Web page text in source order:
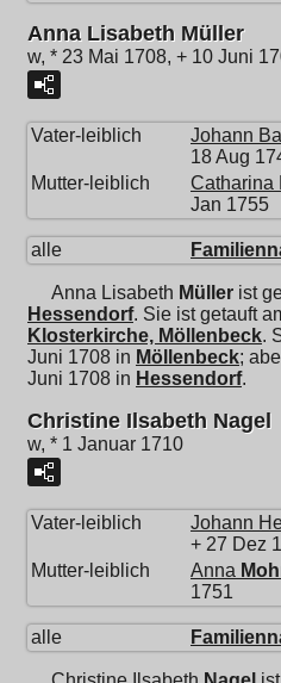
Anna Lisabeth Müller
w, * 23 Mai 1708, + 10 Juni
Vater-leiblich Johann
18 Aug
Mutter-leiblich
Catharina
Jan 1755
alle
Anna Lisabeth Müller ist
Hessendorf. Sie ist getauft
Klosterkirche, Möllenbeck.
Juni 1708 in Möllenbeck;
Juni 1708 in Hessendorf.
Christine Ilsabeth Nagel
w, * 1 Januar 1710
Vater-leiblich Johann
+ 27 Dez
Mutter-leiblich
Anna
1751
alle